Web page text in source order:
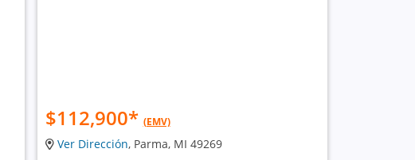
$112,900* (EMV)
Ver Dirección, Parma, MI 49269